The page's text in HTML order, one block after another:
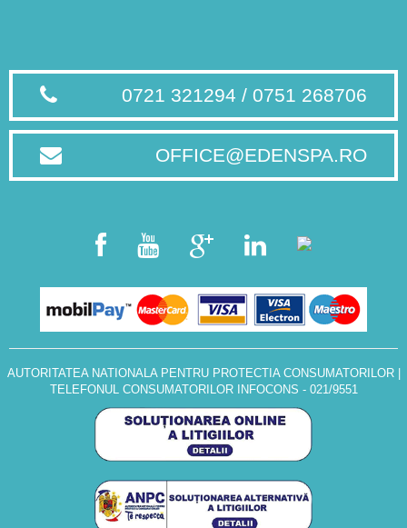
0721 321294 / 0751 268706
OFFICE@EDENSPA.RO
AUTORITATEA NATIONALA PENTRU PROTECTIA CONSUMATORILOR|
TELEFONUL CONSUMATORILOR INFOCONS - 021/9551